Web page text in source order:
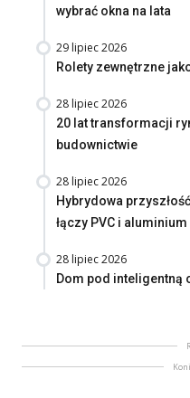
wybrać okna na lata
29 lipiec 2026
Rolety zewnętrzne
28 lipiec 2026
20 lat transformacji
budownictwie
28 lipiec 2026
Hybrydowa
łączy PVC i aluminium
28 lipiec 2026
Dom pod inteligentną